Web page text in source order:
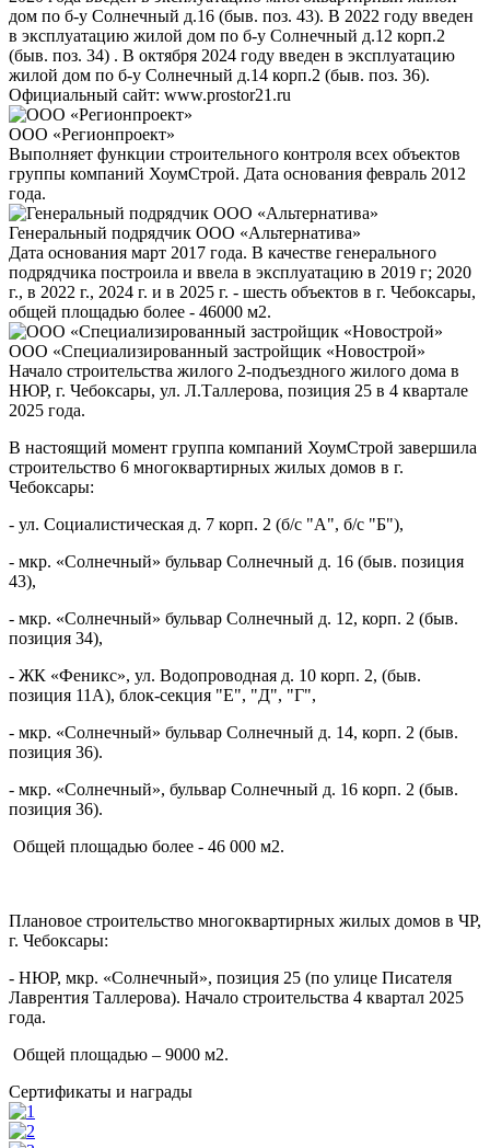
дом по б-у Солнечный д.16 (быв. поз. 43). В 2022 году введен
в эксплуатацию жилой дом по б-у Солнечный д.12 корп.2
(быв. поз. 34) . В октября 2024 году введен в эксплуатацию
жилой дом по б-у Солнечный д.14 корп.2 (быв. поз. 36).
Официальный сайт: www.prostor21.ru
ООО «Регионпроект»
Выполняет функции строительного контроля всех объектов
группы компаний ХоумСтрой. Дата основания февраль 2012
года.
Генеральный подрядчик ООО «Альтернатива»
Дата основания март 2017 года. В качестве генерального
подрядчика построила и ввела в эксплуатацию в 2019 г; 2020
г., в 2022 г., 2024 г. и в 2025 г. - шесть объектов в г. Чебоксары,
общей площадью более - 46000 м2.
ООО «Специализированный застройщик «Новострой»
Начало строительства жилого 2-подъездного жилого дома в
НЮР, г. Чебоксары, ул. Л.Таллерова, позиция 25 в 4 квартале
2025 года.
В настоящий момент группа компаний ХоумСтрой завершила
строительство 6 многоквартирных жилых домов в г.
Чебоксары:
- ул. Социалистическая д. 7 корп. 2 (б/с "А", б/с "Б"),
- мкр. «Солнечный» бульвар Солнечный д. 16 (быв. позиция
43),
- мкр. «Солнечный» бульвар Солнечный д. 12, корп. 2 (быв.
позиция 34),
- ЖК «Феникс», ул. Водопроводная д. 10 корп. 2, (быв.
позиция 11А), блок-секция "Е", "Д", "Г",
- мкр. «Солнечный» бульвар Солнечный д. 14, корп. 2 (быв.
позиция 36).
- мкр. «Солнечный», бульвар Солнечный д. 16 корп. 2 (быв.
позиция 36).
Общей площадью более - 46 000 м2.
Плановое строительство многоквартирных жилых домов в ЧР,
г. Чебоксары:
- НЮР, мкр. «Солнечный», позиция 25 (по улице Писателя
Лаврентия Таллерова). Начало строительства 4 квартал 2025
года.
Общей площадью – 9000 м2.
Сертификаты и награды